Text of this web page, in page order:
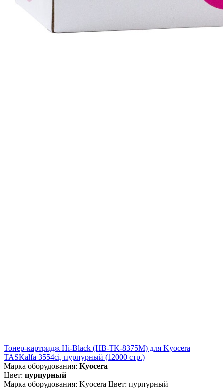
Тонер-картридж Hi-Black (HB-TK-8375M) для Kyocera
TASKalfa 3554ci, пурпурный (12000 стр.)
Марка оборудования: Kyocera
Цвет: пурпурный
Марка оборудования: Kyocera Цвет: пурпурный